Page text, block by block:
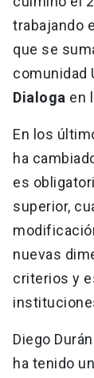
trabajando
que se
comunidad
Dialoga en
En los
ha
es
superior,
nuevas
criterios y
Diego
ha tenido